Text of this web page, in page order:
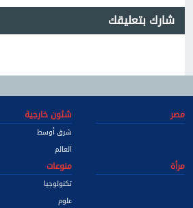
شارك بتعليقك
مصر شئون خارجية
شرق أوسط
العالم
مرأة
منوعات
تكنولوجيا
علوم